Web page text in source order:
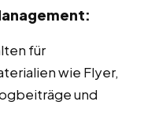
für
wie Flyer,
und